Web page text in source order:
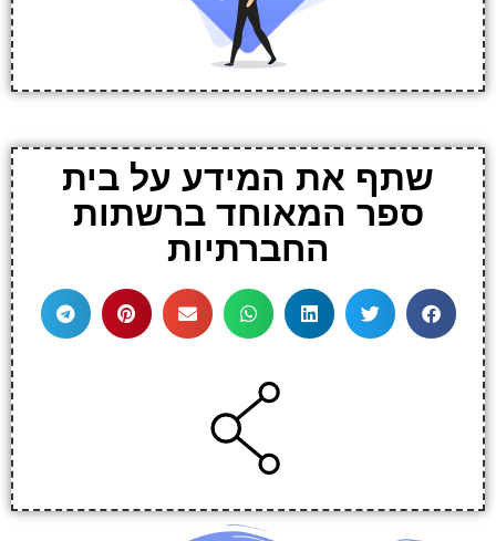
שתף את המידע על בית
ספר המאוחד ברשתות
החברתיות